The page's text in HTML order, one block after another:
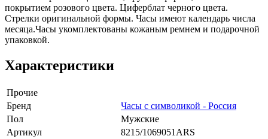
покрытием розового цвета. Циферблат черного цвета.
Стрелки оригинальной формы. Часы имеют календарь числа
месяца.Часы укомплектованы кожаным ремнем и подарочной
упаковкой.
Характеристики
Прочие
Бренд
Часы с символикой - Россия
Пол
Мужские
Артикул
8215/1069051ARS